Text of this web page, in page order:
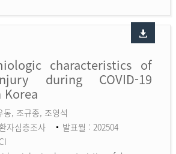
characteristics of
during COVID-19
, 조규종, 조영석
자심층조사
발표월 : 202504